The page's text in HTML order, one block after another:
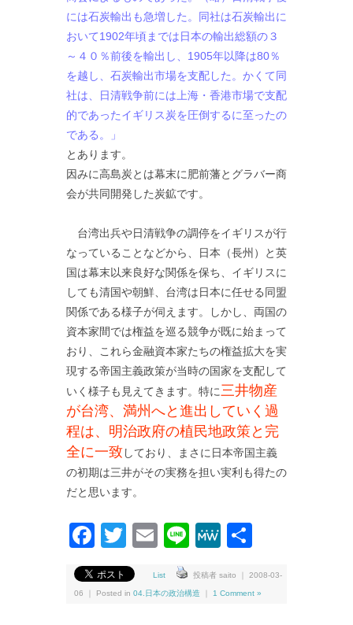
には石炭輸出も急増した。同社は石炭輸出に
おいて1902年頃までは日本の輸出総額の３
～４０％前後を輸出し、1905年以降は80％
を越し、石炭輸出市場を支配した。かくて同
社は、日清戦争前には上海・香港市場で支配
的であったイギリス炭を圧倒するに至ったの
である。」
とあります。
因みに高島炭とは幕末に肥前藩とグラバー商
会が共同開発した炭鉱です。
台湾出兵や日清戦争の調停をイギリスが行
なっていることなどから、日本（長州）と英
国は幕末以来良好な関係を保ち、イギリスに
しても清国や朝鮮、台湾は日本に任せる同盟
関係である様子が伺えます。しかし、両国の
資本家間では権益を巡る競争が既に始まって
おり、これら金融資本家たちの権益拡大を実
現する帝国主義政策が当時の国家を支配して
いく様子も見えてきます。特に三井物産
が台湾、満州へと進出していく過
程は、明治政府の植民地政策と完
全に一致しており、まさに日本帝国主義
の初期は三井がその実務を担い実利も得たの
だと思います。
Facebook
Twitter
EmailLineMeWe
List 投稿者 saito ｜ 2008-03-
06 ｜ Posted in 04.日本の政治構造 1 Comment »